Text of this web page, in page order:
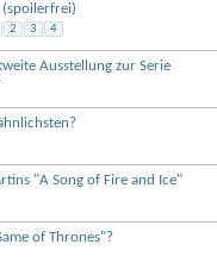
(spoilerfrei)
2 3 4
Ausstellung zur Serie
"A Song of Fire and Ice"
of Thrones"?